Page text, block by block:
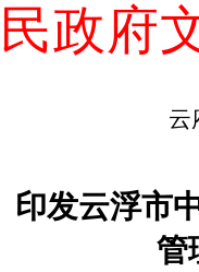
政府
云
印发云浮市
管